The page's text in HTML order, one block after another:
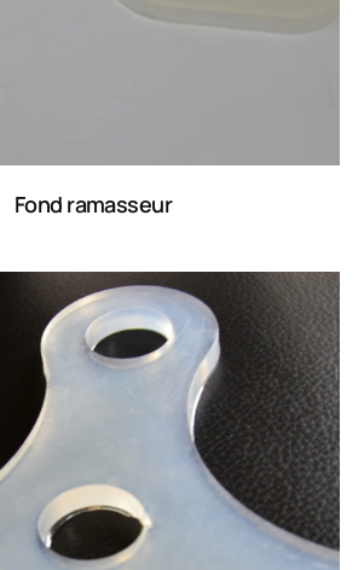
Fond ramasseur